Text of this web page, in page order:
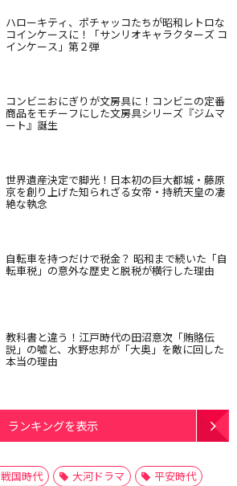
ハローキティ、ポチャッコたちが昭和レトロな
コインケースに！「サンリオキャラクターズ コ
インケース」第２弾
コンビニおにぎりが文房具に！コンビニの定番
商品をモチーフにした文房具シリーズ『ジムマ
ート』誕生
世界遺産決定で脚光！日本初の巨大都城・藤原
京を創り上げた知られざる女帝・持統天皇の凄
絶な執念
自転車を持つだけで税金？ 昭和まで続いた「自
転車税」の意外な歴史と脱税が横行した理由
教科書と違う！江戸時代の田沼意次「賄賂伝
説」の嘘と、水野忠邦が「大奥」を敵に回した
本当の理由
ランキングを表示
戦国時代 大河ドラマ
平安時代